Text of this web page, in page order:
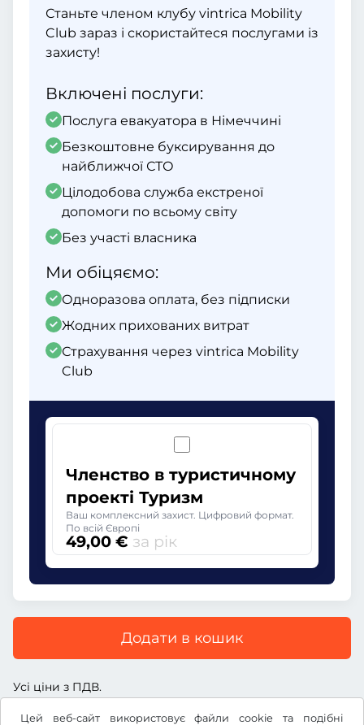
Цей веб-сайт використовує файли cookie та подібні
Станьте членом клубу vintrica Mobility
Club зараз і скористайтеся послугами із
захисту!
Включені послуги:
Послуга евакуатора в Німеччині
Безкоштовне буксирування до
найближчої СТО
Цілодобова служба екстреної
допомоги по всьому світу
Без участі власника
Ми обіцяємо:
Одноразова оплата, без підписки
Жодних прихованих витрат
Страхування через vintrica Mobility
Club
Членство в туристичному
проекті Туризм
Ваш комплексний захист. Цифровий формат.
По всій Європі
49,00 € за рік
Додати в кошик
Усі ціни з ПДВ.